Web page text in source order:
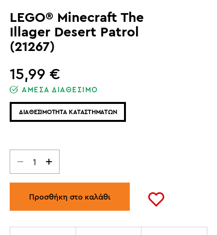
LEGO® Minecraft The
Illager Desert Patrol
(21267)
15,99 €
ΑΜΕΣΑ ΔΙΑΘΕΣΙΜΟ
ΔΙΑΘΕΣΙΜΟΤΗΤΑ ΚΑΤΑΣΤΗΜΑΤΩΝ
Προσθήκη στο καλάθι